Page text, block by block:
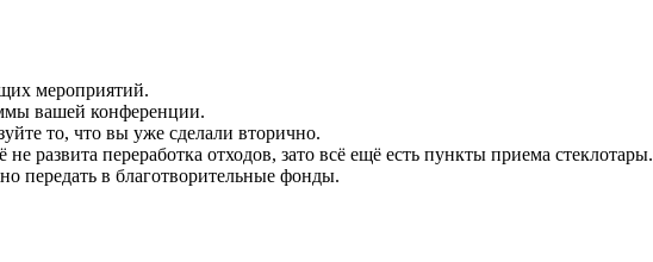
мероприятий.
вашей конференции.
то, что вы уже сделали вторично.
развита переработка отходов, зато всё ещё есть пункты приема стеклотары.
передать в благотворительные фонды.